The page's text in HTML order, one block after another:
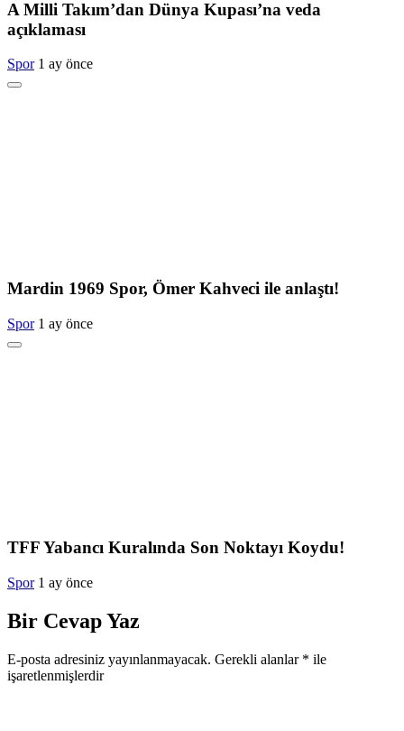
A Milli Takım’dan Dünya Kupası’na veda
açıklaması
Spor 1 ay önce
Mardin 1969 Spor, Ömer Kahveci ile anlaştı!
Spor 1 ay önce
TFF Yabancı Kuralında Son Noktayı Koydu!
Spor 1 ay önce
Bir Cevap Yaz
E-posta adresiniz yayınlanmayacak. Gerekli alanlar * ile
işaretlenmişlerdir